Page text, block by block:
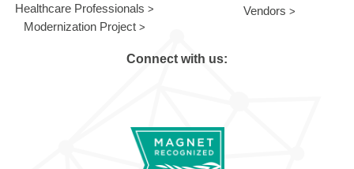
Healthcare Professionals
Modernization Project
Vendors
Connect with us: